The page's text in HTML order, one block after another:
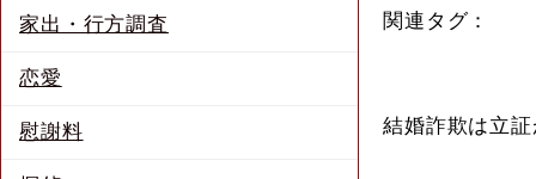
関連タグ：
結婚詐欺は立
家出・行方調査
恋愛
慰謝料